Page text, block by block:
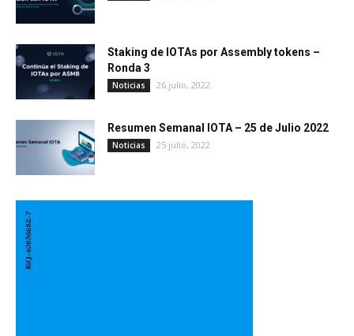
Staking de IOTAs por Assembly tokens –
Ronda 3
Noticias 26 julio, 2022
Resumen Semanal IOTA – 25 de Julio 2022
Noticias 25 julio, 2022